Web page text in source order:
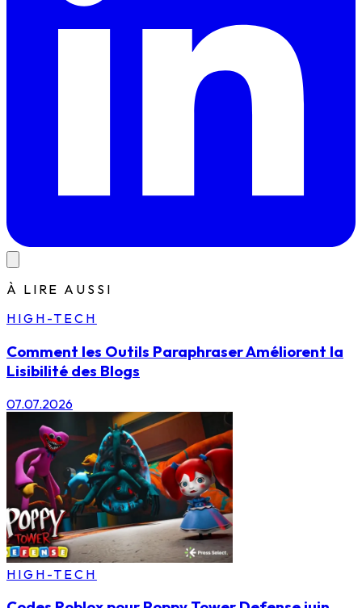
À LIRE AUSSI
HIGH-TECH
Comment les Outils Paraphraser Améliorent la
Lisibilité des Blogs
07.07.2026
HIGH-TECH